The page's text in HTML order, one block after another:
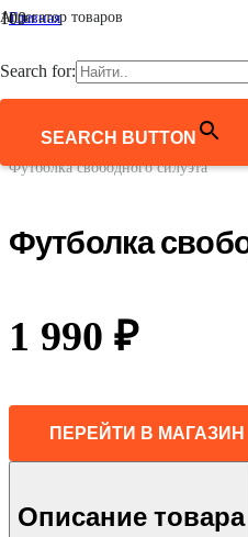
Агрегатор товаров
Search for:
SEARCH BUTTON
Главная
/
Футболки и лонгсливы
Футболка свободного силуэта
Футболка
1 990 ₽
ПЕРЕЙТИ В МАГАЗИН
Описание товара